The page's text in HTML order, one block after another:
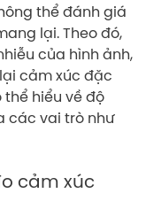
thể đánh giá
lại. Theo đó,
của hình ảnh,
cảm xúc đặc
hiểu về độ
các vai trò như
cảm xúc